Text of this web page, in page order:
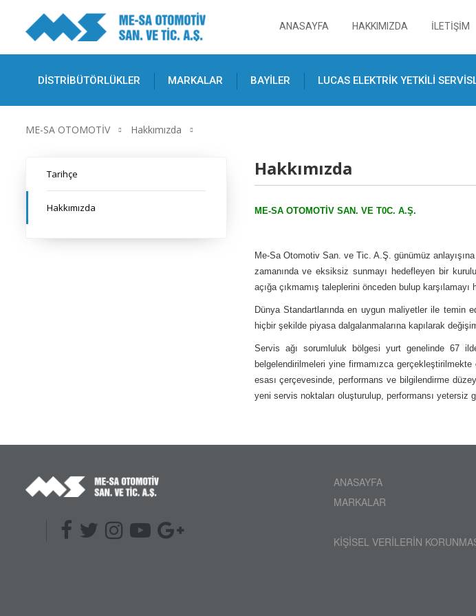
ANASAYFA HAKKIMIZDA İLETİŞİM
DİSTRİBÜTÖRLÜKLER MARKALAR BAYİLER LUCAS ELEKTRİK YETKİLİ
ME-SA OTOMOTİV Hakkımızda
Tarihçe
Hakkımızda
Hakkımızda
ME-SA OTOMOTİV SAN. VE T0C. A.Ş.
Me-Sa Otomotiv San. ve Tic. A.Ş. günümüz
zamanında ve eksiksiz sunmayı hedefleyen bir
açığa çıkmamış taleplerini önceden bulup karşılamayı
Dünya Standartlarında en uygun maliyetler ile temin
hiçbir şekilde piyasa dalgalanmalarına kapılarak
Servis ağı sorumluluk bölgesi yurt genelinde 67
belgelendirilmeleri yine firmamızca
esası çerçevesinde, performans ve bilgilendirme
yeni servis noktaları oluşturulup, performansı yetersiz
ANASAYFA
MARKALAR
KİŞİSEL VERİLERİN